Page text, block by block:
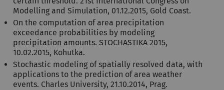
Modelling and Simulation, 01.12.2015, Gold Coast.
On the computation of area precipitation
exceedance probabilities by modeling
precipitation amounts. STOCHASTIKA 2015,
10.02.2015, Kohutka.
Stochastic modeling of spatially resolved data, with
applications to the prediction of area weather
events. Charles University, 21.10.2014, Prag.